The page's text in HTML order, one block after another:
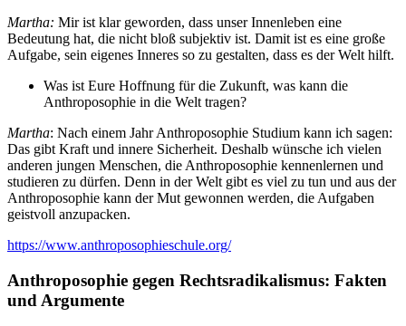
Martha: Mir ist klar geworden, dass unser Innenleben eine
Bedeutung hat, die nicht bloß subjektiv ist. Damit ist es eine große
Aufgabe, sein eigenes Inneres so zu gestalten, dass es der Welt hilft.
Was ist Eure Hoffnung für die Zukunft, was kann die
Anthroposophie in die Welt tragen?
Martha: Nach einem Jahr Anthroposophie Studium kann ich sagen:
Das gibt Kraft und innere Sicherheit. Deshalb wünsche ich vielen
anderen jungen Menschen, die Anthroposophie kennenlernen und
studieren zu dürfen. Denn in der Welt gibt es viel zu tun und aus der
Anthroposophie kann der Mut gewonnen werden, die Aufgaben
geistvoll anzupacken.
https://www.anthroposophieschule.org/
Anthroposophie gegen Rechtsradikalismus: Fakten
und Argumente